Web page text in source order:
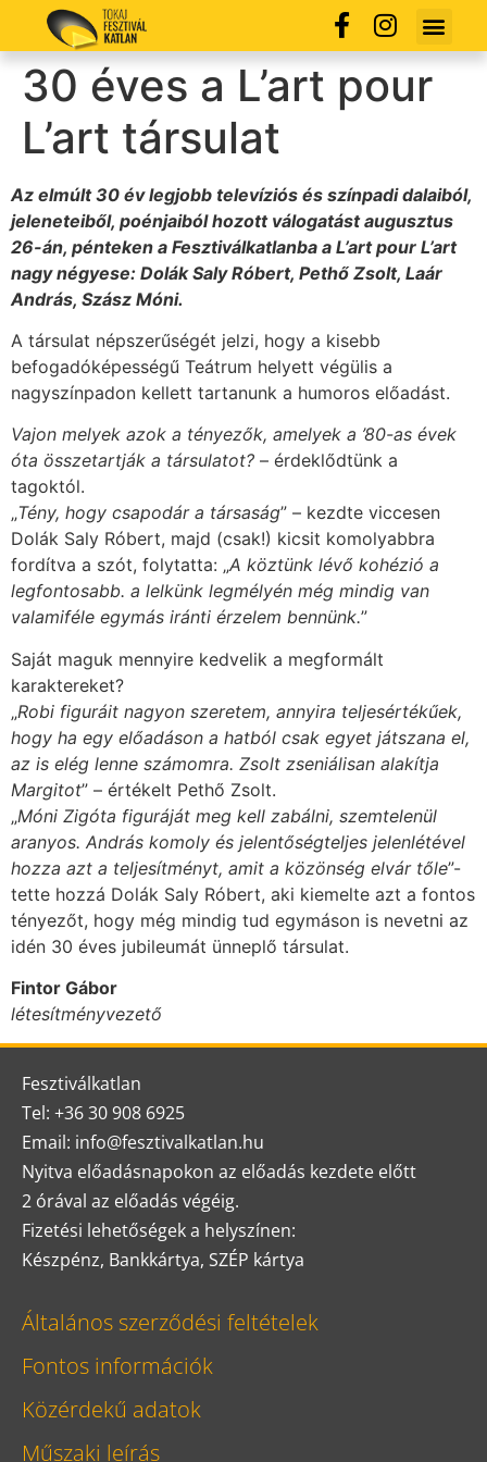
30 éves a L’art pour
L’art társulat
Az elmúlt 30 év legjobb televíziós és színpadi dalaiból,
jeleneteiből, poénjaiból hozott válogatást augusztus
26-án, pénteken a Fesztiválkatlanba a L’art pour L’art
nagy négyese: Dolák Saly Róbert, Pethő Zsolt, Laár
András, Szász Móni.
A társulat népszerűségét jelzi, hogy a kisebb
befogadóképességű Teátrum helyett végülis a
nagyszínpadon kellett tartanunk a humoros előadást.
Vajon melyek azok a tényezők, amelyek a ’80-as évek
óta összetartják a társulatot? – érdeklődtünk a
tagoktól.
„Tény, hogy csapodár a társaság” – kezdte viccesen
Dolák Saly Róbert, majd (csak!) kicsit komolyabbra
fordítva a szót, folytatta: „A köztünk lévő kohézió a
legfontosabb. a lelkünk legmélyén még mindig van
valamiféle egymás iránti érzelem bennünk.”
Saját maguk mennyire kedvelik a megformált
karaktereket?
„Robi figuráit nagyon szeretem, annyira teljesértékűek,
hogy ha egy előadáson a hatból csak egyet játszana el,
az is elég lenne számomra. Zsolt zseniálisan alakítja
Margitot” – értékelt Pethő Zsolt.
„Móni Zigóta figuráját meg kell zabálni, szemtelenül
aranyos. András komoly és jelentőségteljes jelenlétével
hozza azt a teljesítményt, amit a közönség elvár tőle”-
tette hozzá Dolák Saly Róbert, aki kiemelte azt a fontos
tényezőt, hogy még mindig tud egymáson is nevetni az
idén 30 éves jubileumát ünneplő társulat.
Fintor Gábor
létesítményvezető
Fesztiválkatlan
Tel: +36 30 908 6925
Email: info@fesztivalkatlan.hu
Nyitva előadásnapokon az előadás kezdete előtt
2 órával az előadás végéig.
Fizetési lehetőségek a helyszínen:
Készpénz, Bankkártya, SZÉP kártya
Általános szerződési feltételek
Fontos információk
Közérdekű adatok
Műszaki leírás